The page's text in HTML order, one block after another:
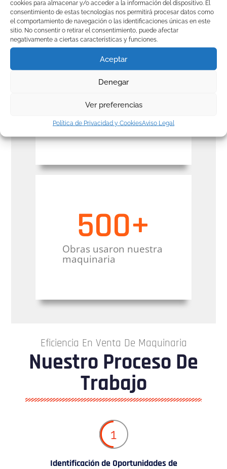
cookies para almacenar y/o acceder a la información del dispositivo. El
consentimiento de estas tecnologías nos permitirá procesar datos como
el comportamiento de navegación o las identificaciones únicas en este
sitio. No consentir o retirar el consentimiento, puede afectar
negativamente a ciertas características y funciones.
Aceptar
Denegar
Ver preferencias
Política de Privacidad y CookiesAviso Legal
Años de experiencia
13+
Obras usaron nuestra
maquinaria
500+
Eficiencia En Venta De Maquinaria
Nuestro Proceso De
Trabajo
1
Identificación de Oportunidades de